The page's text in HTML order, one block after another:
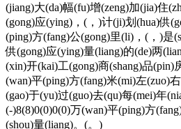
(jiang)大(da)幅(fu)增(zeng)加(jia)住
(gong)应(ying)，(，)计(ji)划(hua)供
(ping)方(fang)公(gong)里(li)，(，)是
供(gong)应(ying)量(liang)的(de)两
(xin)开(kai)工(gong)商(shang)品(pin)
(wan)平(ping)方(fang)米(mi)左(zuo)
(gao)于(yu)过(guo)去(qu)每(mei)年
(-)8(8)0(0)0(0)万(wan)平(ping)方
(shou)量(liang)。(。)